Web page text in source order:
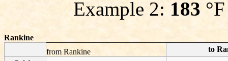
Example 2: 183
Rankine
from Rankine
to